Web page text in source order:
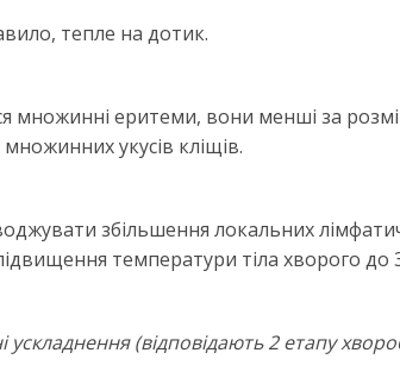
тепле на дотик.
множинні еритеми, вони менші за
укусів кліщів.
збільшення локальних
температури тіла хворого до
ускладнення (відповідають 2 етапу